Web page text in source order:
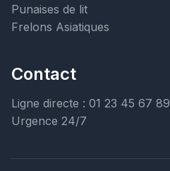
Punaises de lit
Frelons Asiatiques
Contact
Ligne directe : 01 23 45 67 89
Urgence 24/7